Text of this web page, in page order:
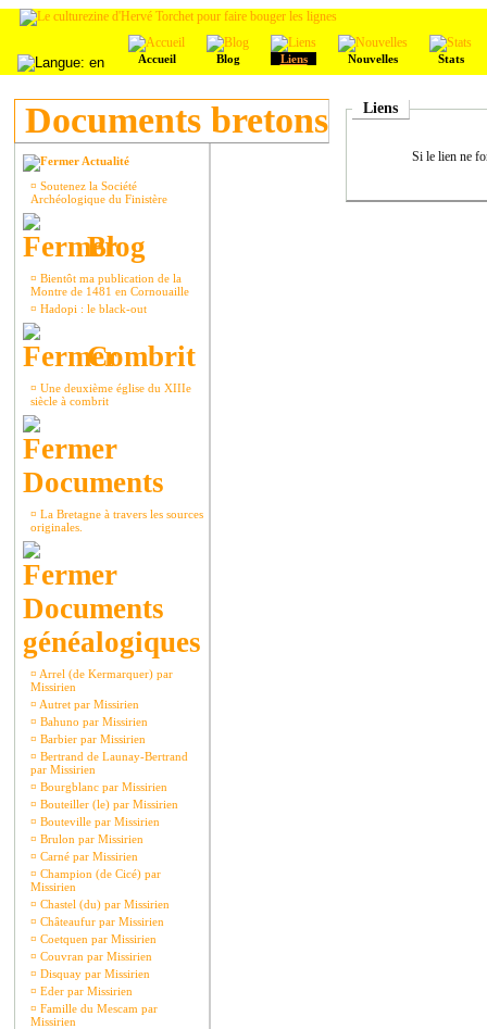
Accueil Blog Liens Nouvelles Stats
Documents bretons
Actualité
¤ Soutenez la Société
Archéologique du Finistère
Blog
¤ Bientôt ma publication de la
Montre de 1481 en Cornouaille
¤ Hadopi : le black-out
Combrit
¤ Une deuxième église du XIIIe
siècle à combrit
Documents
¤ La Bretagne à travers les sources
originales.
Documents
généalogiques
¤ Arrel (de Kermarquer) par
Missirien
¤ Autret par Missirien
¤ Bahuno par Missirien
¤ Barbier par Missirien
¤ Bertrand de Launay-Bertrand
par Missirien
¤ Bourgblanc par Missirien
¤ Bouteiller (le) par Missirien
¤ Bouteville par Missirien
¤ Brulon par Missirien
¤ Carné par Missirien
¤ Champion (de Cicé) par
Missirien
¤ Chastel (du) par Missirien
¤ Châteaufur par Missirien
¤ Coetquen par Missirien
¤ Couvran par Missirien
¤ Disquay par Missirien
¤ Eder par Missirien
¤ Famille du Mescam par
Missirien
Liens
Si le lien ne